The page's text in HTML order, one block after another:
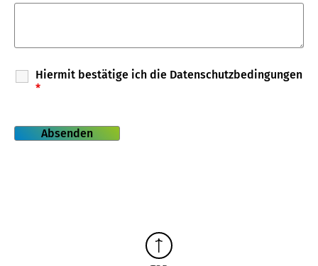
Hiermit bestätige ich die Datenschutzbedingungen
*